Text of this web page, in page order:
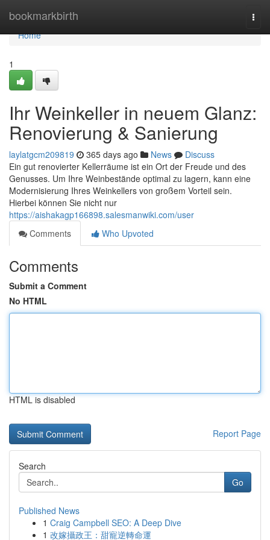
bookmarkbirth
Home
Home
1
Ihr Weinkeller in neuem Glanz:
Renovierung & Sanierung
laylatgcm209819 365 days ago News
Discuss
Ein gut renovierter Kellerräume ist ein Ort der Freude und des
Genusses. Um Ihre Weinbestände optimal zu lagern, kann eine
Modernisierung Ihres Weinkellers von großem Vorteil sein.
Hierbei können Sie nicht nur
https://aishakagp166898.salesmanwiki.com/user
Comments
Who Upvoted
Comments
Submit a Comment
No HTML
HTML is disabled
Report Page
Search
Go
Published News
1 Craig Campbell SEO: A Deep Dive
1 改嫁攝政王：甜寵逆轉命運